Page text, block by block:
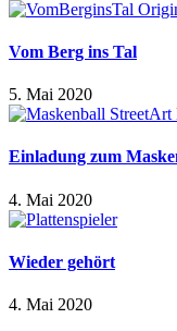
Vom Berg ins Tal
5. Mai 2020
Einladung zum
4. Mai 2020
Wieder gehört
4. Mai 2020